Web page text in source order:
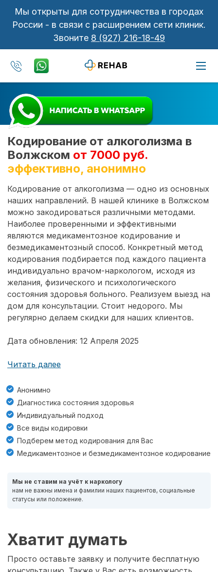
Мы открыты для сотрудничества в городах
России - в связи с расширением сети клиник.
Звоните 8 (927) 216-18-49
Кодирование от алкоголизма в
Волжском от 7000 руб.
эффективно, анонимно
Кодирование от алкоголизма — одно из основных
наших направлений. В нашей клинике в Волжском
можно закодироваться различными методами.
Наиболее проверенными и эффективными
являются медикаментозное кодирование и
безмедикаментозный способ. Конкретный метод
кодирования подбирается под каждого пациента
индивидуально врачом-наркологом, исходя из
желания, физического и психологического
состояния здоровья больного. Реализуем выезд на
дом для консультации. Стоит недорого. Мы
регулярно делаем скидки для наших клиентов.
Дата обновления: 12 Апреля 2025
Читать далее
Анонимно
Диагностика состояния здоровья
Индивидуальный подход
Все виды кодировки
Подберем метод кодирования для Вас
Медикаментозное и безмедикаментозное кодирование
Мы не ставим на учёт к наркологу
нам не важны имена и фамилии наших пациентов, социальные
статусы или положение.
Хватит думать
Просто оставьте заявку и получите бесплатную